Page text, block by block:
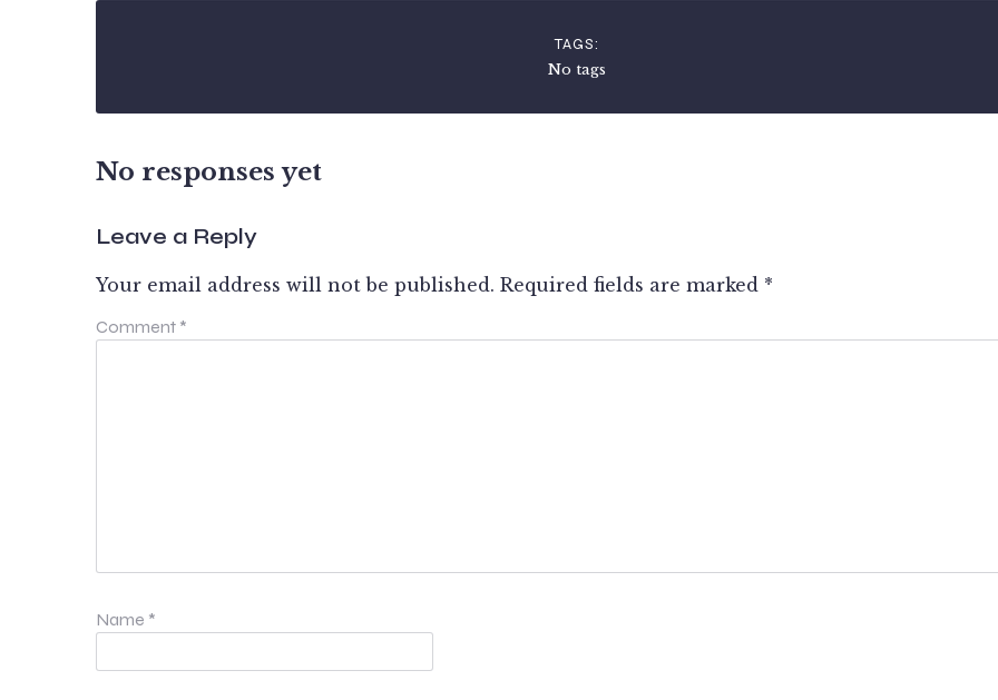
TAGS:
No tags
No responses yet
Leave a Reply
Your email address will not be published. Required fields are marked *
Comment *
Name *